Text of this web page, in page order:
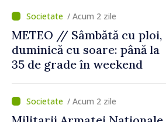
Republica Moldova
/ Acum 2 zile
METEO // Sâmbătă cu ploi,
duminică cu soare: până la
35 de grade în weekend
/ Acum 2 zile